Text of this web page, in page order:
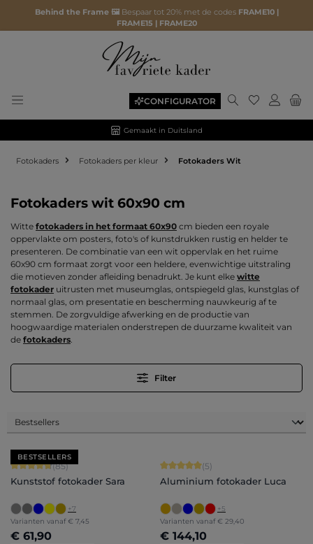
Behind the Frame 🖼️ Bespaar tot 20% met de codes FRAME10 |
FRAME15 | FRAME20
CONFIGURATOR Je hebt 0
Gemaakt in Duitsland
Fotokaders Fotokaders per kleur Fotokaders Wit
Fotokaders wit 60x90 cm
Witte fotokaders in het formaat 60x90 cm bieden een royale
oppervlakte om posters, foto's of kunstdrukken rustig en helder te
presenteren. De combinatie van een wit oppervlak en het ruime
60x90 cm formaat zorgt voor een heldere, evenwichtige uitstraling
die motieven zonder afleiding benadrukt. Je kunt elke witte
fotokader uitrusten met museumglas, ontspiegeld glas, kunstglas of
normaal glas, om presentatie en bescherming nauwkeurig af te
stemmen. De zorgvuldige afwerking en de productie van
hoogwaardige materialen onderstrepen de duurzame kwaliteit van
de fotokaders
Filter
BESTSELLERS
Gemiddelde score van 4.71 op 5 sterren
(85)
Kunststof fotokader Sara
+7
Varianten vanaf € 7,45
€ 61,90
Gemiddelde score van 5 op 5 sterren
(5)
Aluminium fotokader Luca
+5
Varianten vanaf € 29,40
€ 144,10